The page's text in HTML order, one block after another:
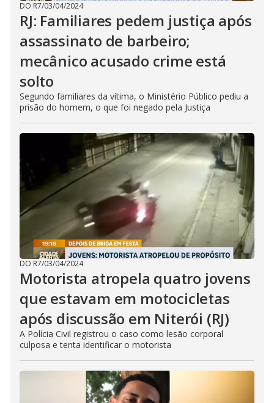
DO R7/03/04/2024
RJ: Familiares pedem justiça após
assassinato de barbeiro;
mecânico acusado crime está
solto
Segundo familiares da vítima, o Ministério Público pediu a
prisão do homem, o que foi negado pela Justiça
DO R7/03/04/2024
Motorista atropela quatro jovens
que estavam em motocicletas
após discussão em Niterói (RJ)
A Polícia Civil registrou o caso como lesão corporal
culposa e tenta identificar o motorista